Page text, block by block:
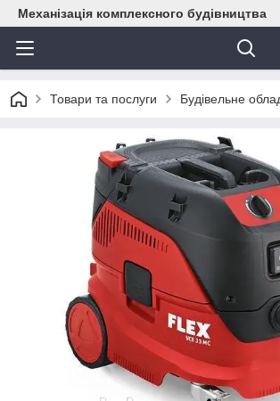
Механізація комплексного будівництва
Товари та послуги Будівельне